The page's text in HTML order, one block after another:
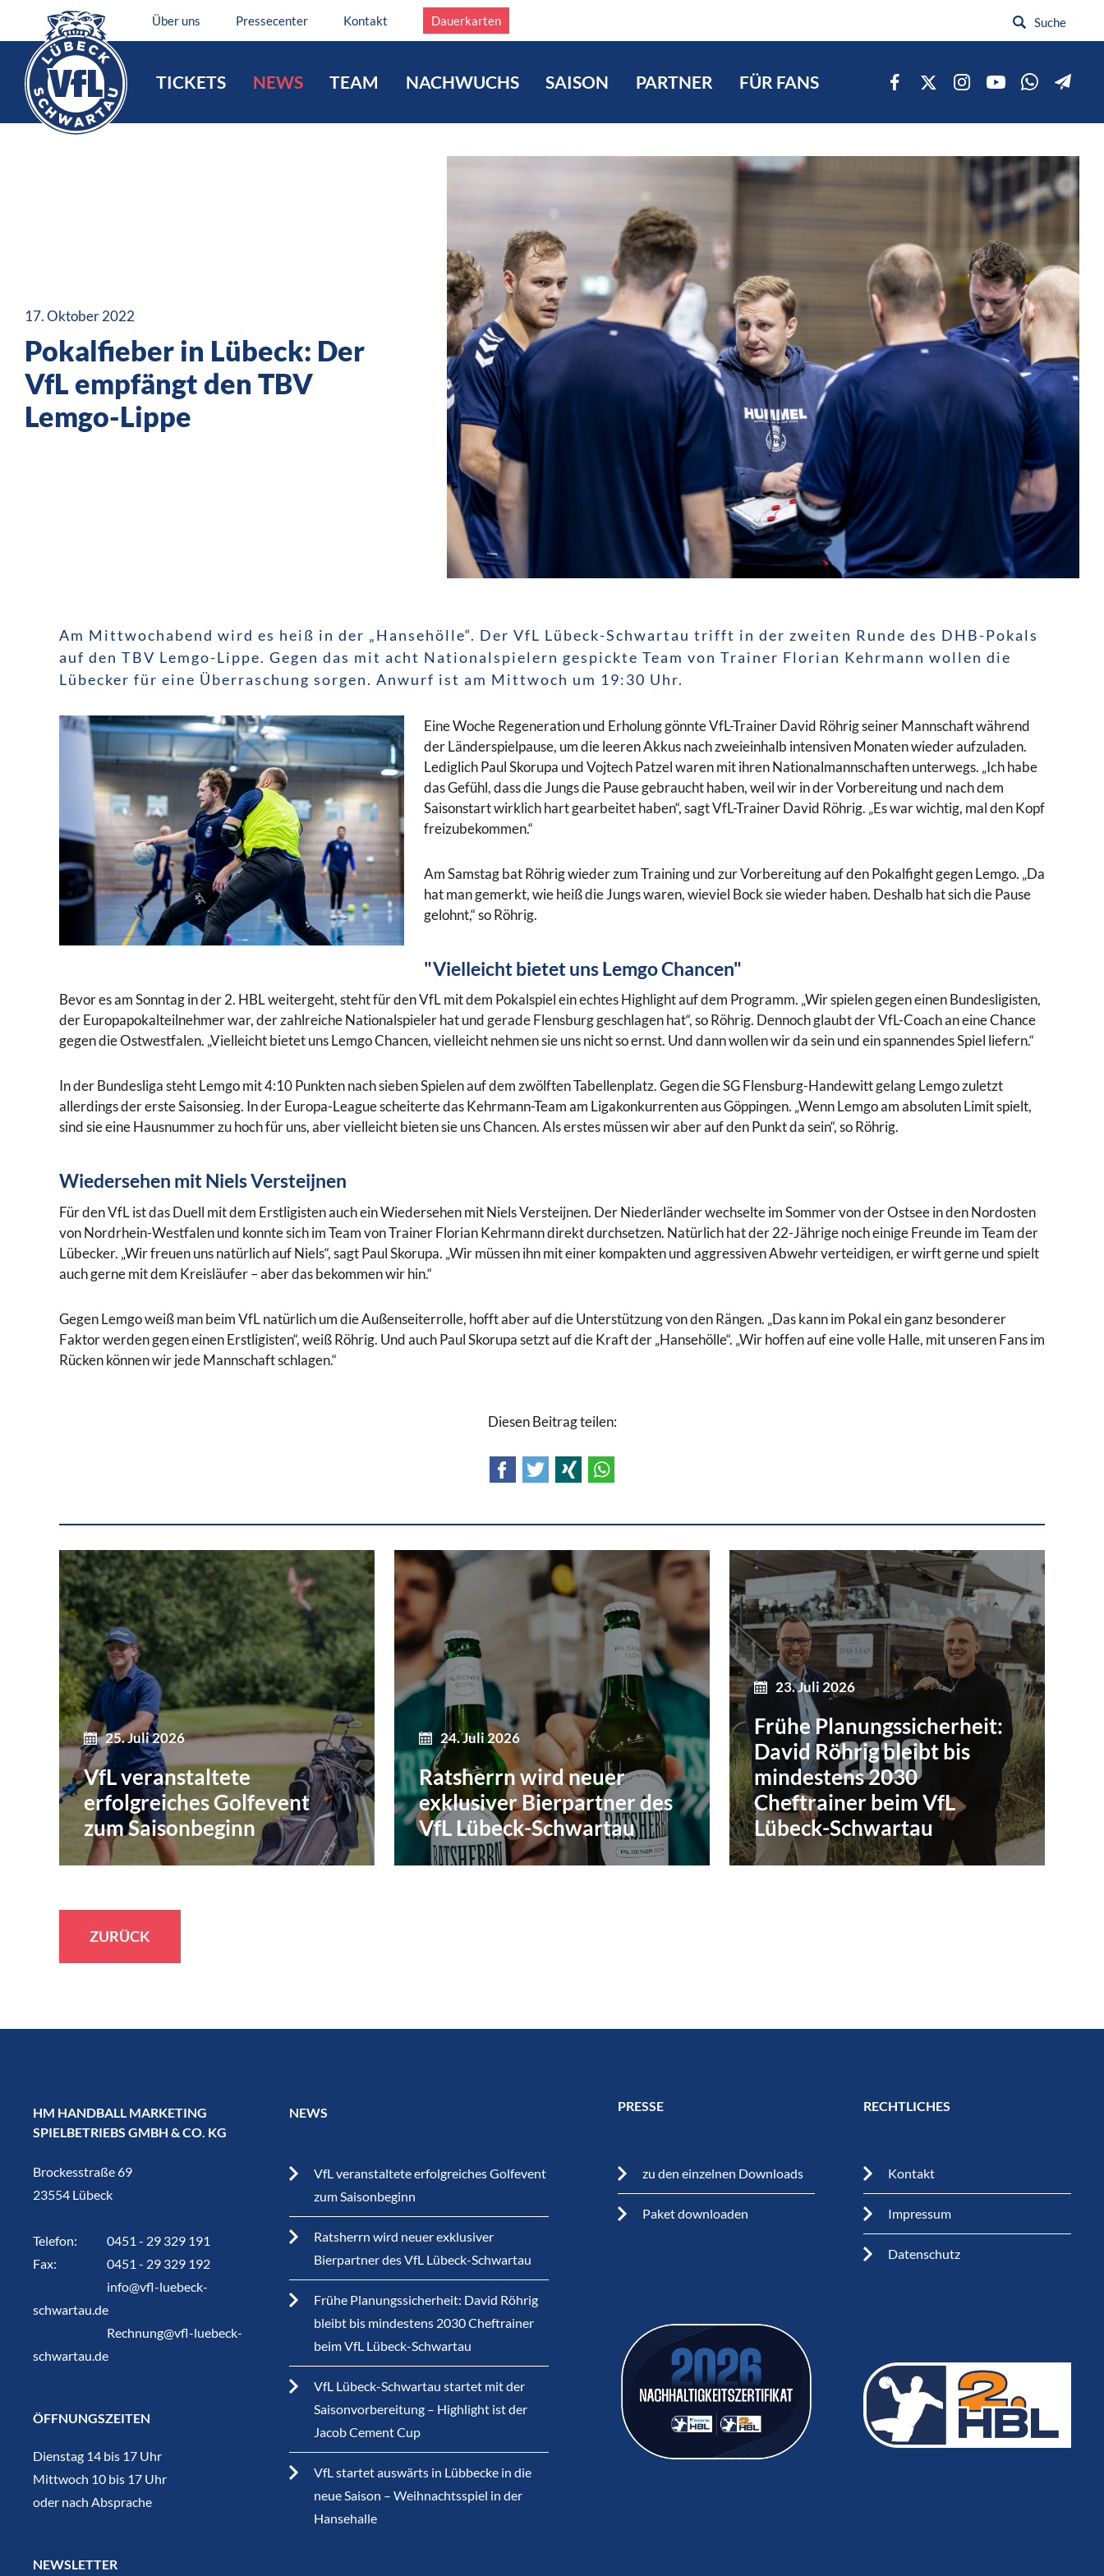
Über uns Pressecenter Kontakt Dauerkarten
TICKETS NEWS TEAM NACHWUCHS SAISON PARTNER FÜR FANS
17. Oktober 2022
Pokalfieber in Lübeck: Der
VfL empfängt den TBV
Lemgo-Lippe
Am Mittwochabend wird es heiß in der „Hansehölle“. Der VfL Lübeck-Schwartau trifft in der zweiten Runde des DHB-Pokals
auf den TBV Lemgo-Lippe. Gegen das mit acht Nationalspielern gespickte Team von Trainer Florian Kehrmann wollen die
Lübecker für eine Überraschung sorgen. Anwurf ist am Mittwoch um 19:30 Uhr.
Eine Woche Regeneration und Erholung gönnte VfL-Trainer David Röhrig seiner Mannschaft während
der Länderspielpause, um die leeren Akkus nach zweieinhalb intensiven Monaten wieder aufzuladen.
Lediglich Paul Skorupa und Vojtech Patzel waren mit ihren Nationalmannschaften unterwegs. „Ich habe
das Gefühl, dass die Jungs die Pause gebraucht haben, weil wir in der Vorbereitung und nach dem
Saisonstart wirklich hart gearbeitet haben“, sagt VfL-Trainer David Röhrig. „Es war wichtig, mal den Kopf
freizubekommen.“
Am Samstag bat Röhrig wieder zum Training und zur Vorbereitung auf den Pokalfight gegen Lemgo. „Da
hat man gemerkt, wie heiß die Jungs waren, wieviel Bock sie wieder haben. Deshalb hat sich die Pause
gelohnt,“ so Röhrig.
"Vielleicht bietet uns Lemgo Chancen"
Bevor es am Sonntag in der 2. HBL weitergeht, steht für den VfL mit dem Pokalspiel ein echtes Highlight auf dem Programm. „Wir spielen gegen einen Bundesligisten,
der Europapokalteilnehmer war, der zahlreiche Nationalspieler hat und gerade Flensburg geschlagen hat“, so Röhrig. Dennoch glaubt der VfL-Coach an eine Chance
gegen die Ostwestfalen. „Vielleicht bietet uns Lemgo Chancen, vielleicht nehmen sie uns nicht so ernst. Und dann wollen wir da sein und ein spannendes Spiel liefern.“
In der Bundesliga steht Lemgo mit 4:10 Punkten nach sieben Spielen auf dem zwölften Tabellenplatz. Gegen die SG Flensburg-Handewitt gelang Lemgo zuletzt
allerdings der erste Saisonsieg. In der Europa-League scheiterte das Kehrmann-Team am Ligakonkurrenten aus Göppingen. „Wenn Lemgo am absoluten Limit spielt,
sind sie eine Hausnummer zu hoch für uns, aber vielleicht bieten sie uns Chancen. Als erstes müssen wir aber auf den Punkt da sein“, so Röhrig.
Wiedersehen mit Niels Versteijnen
Für den VfL ist das Duell mit dem Erstligisten auch ein Wiedersehen mit Niels Versteijnen. Der Niederländer wechselte im Sommer von der Ostsee in den Nordosten
von Nordrhein-Westfalen und konnte sich im Team von Trainer Florian Kehrmann direkt durchsetzen. Natürlich hat der 22-Jährige noch einige Freunde im Team der
Lübecker. „Wir freuen uns natürlich auf Niels“, sagt Paul Skorupa. „Wir müssen ihn mit einer kompakten und aggressiven Abwehr verteidigen, er wirft gerne und spielt
auch gerne mit dem Kreisläufer – aber das bekommen wir hin.“
Gegen Lemgo weiß man beim VfL natürlich um die Außenseiterrolle, hofft aber auf die Unterstützung von den Rängen. „Das kann im Pokal ein ganz besonderer
Faktor werden gegen einen Erstligisten“, weiß Röhrig. Und auch Paul Skorupa setzt auf die Kraft der „Hansehölle“. „Wir hoffen auf eine volle Halle, mit unseren Fans im
Rücken können wir jede Mannschaft schlagen.“
Diesen Beitrag teilen:
FacebookTwitterXing
25. Juli 2026
VfL veranstaltete
erfolgreiches Golfevent
zum Saisonbeginn
24. Juli 2026
Ratsherrn wird neuer
exklusiver Bierpartner des
VfL Lübeck-Schwartau
23. Juli 2026
Frühe Planungssicherheit:
David Röhrig bleibt bis
mindestens 2030
Cheftrainer beim VfL
Lübeck-Schwartau
ZURÜCK
HM HANDBALL MARKETING
SPIELBETRIEBS GMBH & CO. KG
Brockesstraße 69
23554 Lübeck
Telefon:
0451 - 29 329 191
Fax:
0451 - 29 329 192
info@vfl-luebeck-
schwartau.de
Rechnung@vfl-luebeck-
schwartau.de
ÖFFNUNGSZEITEN
Dienstag 14 bis 17 Uhr
Mittwoch 10 bis 17 Uhr
oder nach Absprache
NEWSLETTER
NEWS
VfL veranstaltete erfolgreiches Golfevent
zum Saisonbeginn
Ratsherrn wird neuer exklusiver
Bierpartner des VfL Lübeck-Schwartau
Frühe Planungssicherheit: David Röhrig
bleibt bis mindestens 2030 Cheftrainer
beim VfL Lübeck-Schwartau
VfL Lübeck-Schwartau startet mit der
Saisonvorbereitung – Highlight ist der
Jacob Cement Cup
VfL startet auswärts in Lübbecke in die
neue Saison – Weihnachtsspiel in der
Hansehalle
PRESSE
zu den einzelnen Downloads
Paket downloaden
RECHTLICHES
Kontakt
Impressum
Datenschutz